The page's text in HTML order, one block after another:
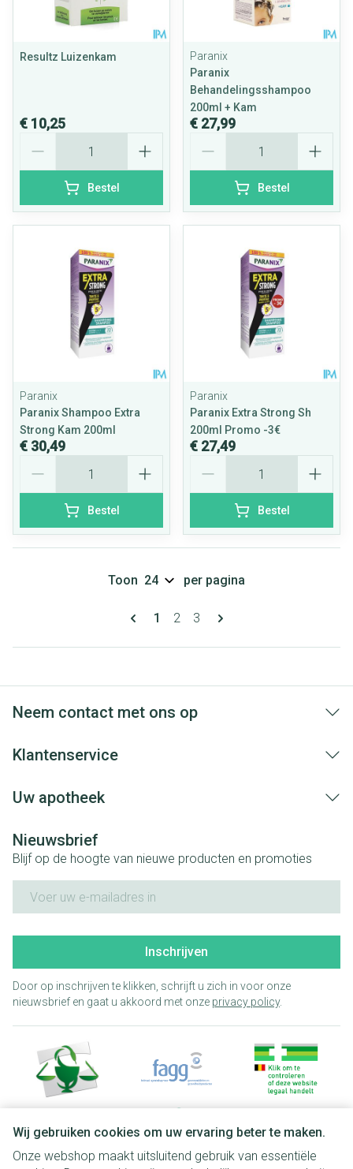
Wij gebruiken cookies om uw ervaring beter te maken.
Onze webshop maakt uitsluitend gebruik van essentiële
Resultz Luizenkam
€ 10,25
Bestel
Paranix
Paranix
Behandelingsshampoo
200ml + Kam
€ 27,99
Bestel
Paranix
Paranix Shampoo Extra
Strong Kam 200ml
€ 30,49
Bestel
Paranix
Paranix Extra Strong Sh
200ml Promo -3€
€ 27,49
Bestel
Pagina's
U lees momenteel pagina
1 Pagina
2 Pagina
3
Toon per pagina
Neem contact met ons op
Klantenservice
Uw apotheek
Nieuwsbrief
Blijf op de hoogte van nieuwe producten en promoties
Inschrijven
Door op inschrijven te klikken, schrijft u zich in voor onze
nieuwsbrief en gaat u akkoord met onze privacy policy.
Juridische links